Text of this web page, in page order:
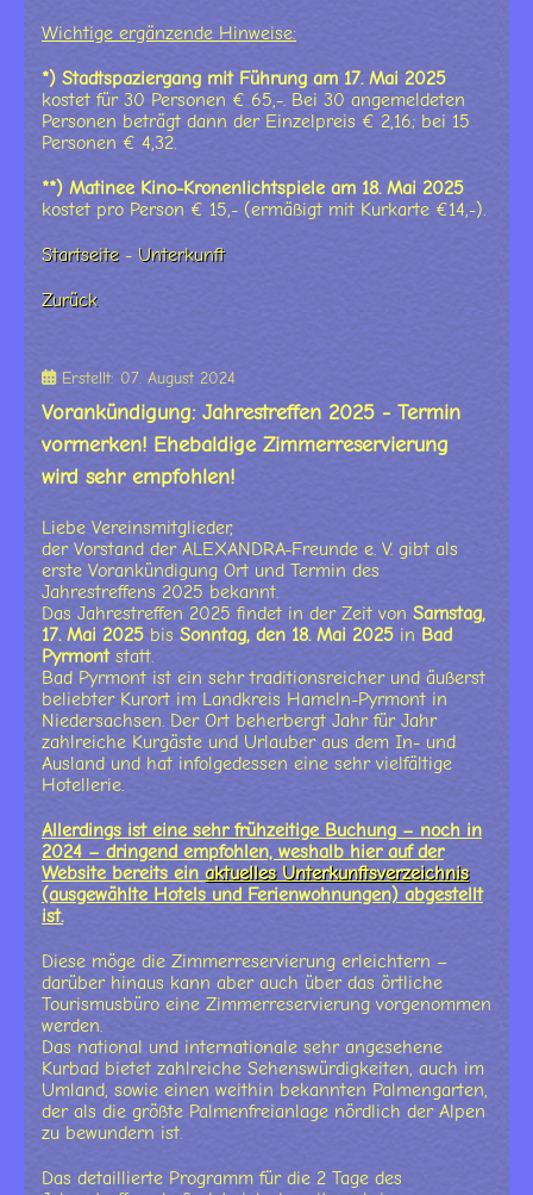
Wichtige ergänzende Hinweise:
*) Stadtspaziergang mit Führung am 17. Mai 2025
kostet für 30 Personen € 65,-. Bei 30 angemeldeten
Personen beträgt dann der Einzelpreis € 2,16; bei 15
Personen € 4,32.
**) Matinee Kino-Kronenlichtspiele am 18. Mai 2025
kostet pro Person € 15,- (ermäßigt mit Kurkarte €14,-).
Startseite- Unterkunft
Zurück
Erstellt: 07. August 2024
Vorankündigung: Jahrestreffen 2025 - Termin
vormerken! Ehebaldige Zimmerreservierung
wird sehr empfohlen!
Liebe Vereinsmitglieder,
der Vorstand der ALEXANDRA-Freunde e. V. gibt als
erste Vorankündigung Ort und Termin des
Jahrestreffens 2025 bekannt.
Das Jahrestreffen 2025 findet in der Zeit von Samstag,
17. Mai 2025 bis Sonntag, den 18. Mai 2025 in Bad
Pyrmontstatt.
Bad Pyrmont ist ein sehr traditionsreicher und äußerst
beliebter Kurort im Landkreis Hameln-Pyrmont in
Niedersachsen. Der Ort beherbergt Jahr für Jahr
zahlreiche Kurgäste und Urlauber aus dem In- und
Ausland und hat infolgedessen eine sehr vielfältige
Hotellerie.
Allerdings ist eine sehr frühzeitige Buchung – noch in
2024 – dringend empfohlen, weshalb hier auf der
Website bereits ein aktuelles Unterkunftsverzeichnis
(ausgewählte Hotels und Ferienwohnungen) abgestellt
ist.
Diese möge die Zimmerreservierung erleichtern –
darüber hinaus kann aber auch über das örtliche
Tourismusbüro eine Zimmerreservierung vorgenommen
werden.
Das national und internationale sehr angesehene
Kurbad bietet zahlreiche Sehenswürdigkeiten, auch im
Umland, sowie einen weithin bekannten Palmengarten,
der als die größte Palmenfreianlage nördlich der Alpen
zu bewundern ist.
Das detaillierte Programm für die 2 Tage des